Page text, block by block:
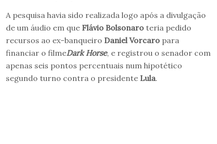
A pesquisa havia sido realizada logo após a divulgação
de um áudio em que Flávio Bolsonaro teria pedido
recursos ao ex-banqueiro Daniel Vorcaro para
financiar o filmeDark Horse, e registrou o senador com
apenas seis pontos percentuais num hipotético
segundo turno contra o presidente Lula.